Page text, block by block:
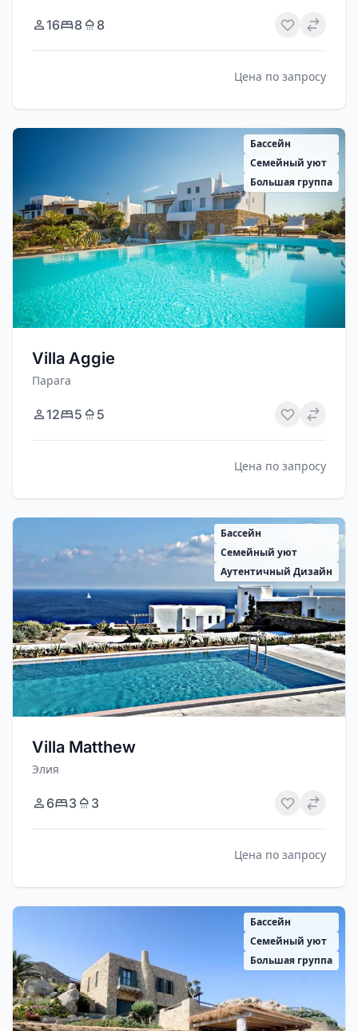
16 8 8
Цена по запросу
Бассейн
Семейный уют
Большая группа
Villa Aggie
Парага
12 5 5
Цена по запросу
Бассейн
Семейный уют
Аутентичный Дизайн
Villa Matthew
Элия
6 3 3
Цена по запросу
Бассейн
Семейный уют
Большая группа